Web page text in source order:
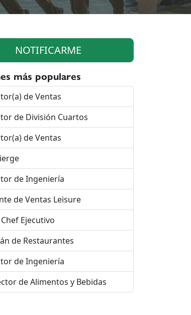
NOTIFICARME
más populares
de Ventas
de División Cuartos
de Ventas
de Ingeniería
de Ventas Leisure
Ejecutivo
de Restaurantes
de Ingeniería
de Alimentos y Bebidas